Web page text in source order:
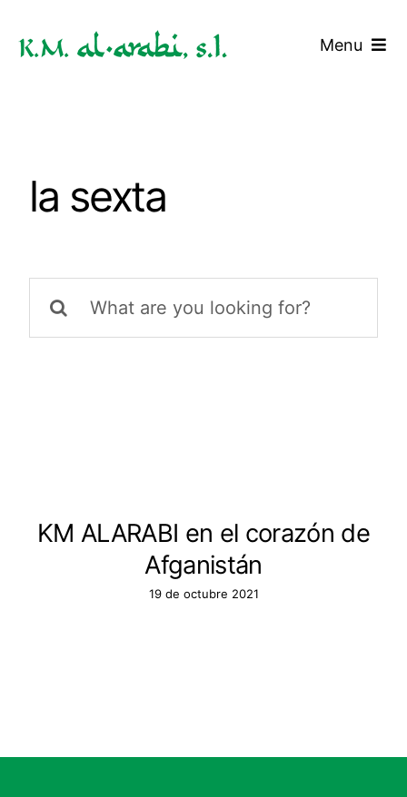
Menu
Contacto
la sexta
KM ALARABI en el corazón de
Afganistán
19 de octubre 2021